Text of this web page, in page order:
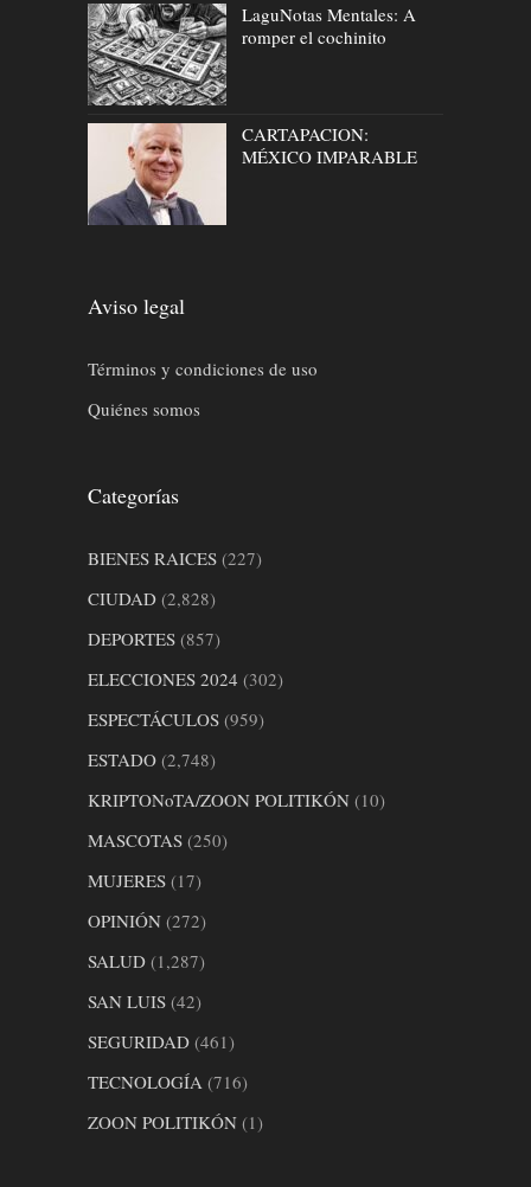
LaguNotas Mentales: A
romper el cochinito
CARTAPACION:
MÉXICO IMPARABLE
Aviso legal
Términos y condiciones de uso
Quiénes somos
Categorías
BIENES RAICES (227)
CIUDAD (2,828)
DEPORTES (857)
ELECCIONES 2024 (302)
ESPECTÁCULOS (959)
ESTADO (2,748)
KRIPTONoTA/ZOON POLITIKÓN (10)
MASCOTAS (250)
MUJERES (17)
OPINIÓN (272)
SALUD (1,287)
SAN LUIS (42)
SEGURIDAD (461)
TECNOLOGÍA (716)
ZOON POLITIKÓN (1)